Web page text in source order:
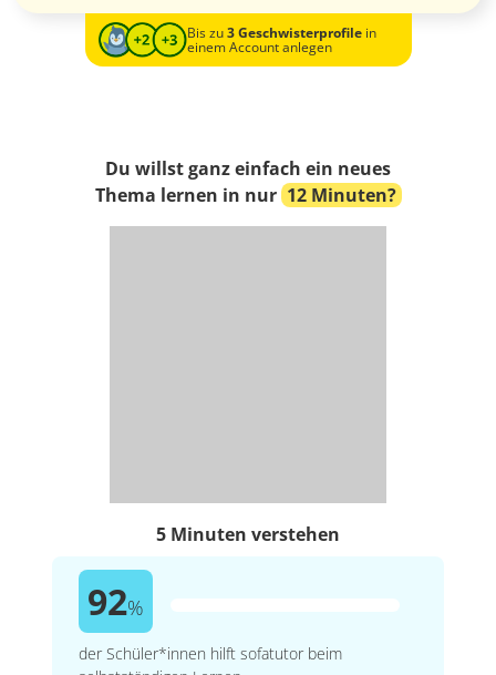
Bis zu3 Geschwisterprofilein
einem Account anlegen
Du willst ganz einfach ein neues
Thema lernen in nur 12 Minuten?
5 Minuten verstehen
92%
der Schüler*innen hilft sofatutor beim